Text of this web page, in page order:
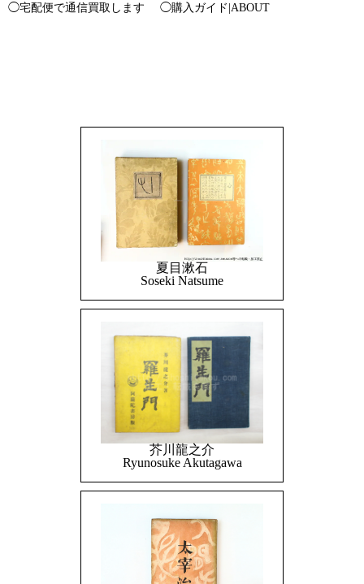
◯宅配便で通信買取します ◯購入ガイド|ABOUT
夏目漱石
Soseki Natsume
芥川龍之介
Ryunosuke Akutagawa